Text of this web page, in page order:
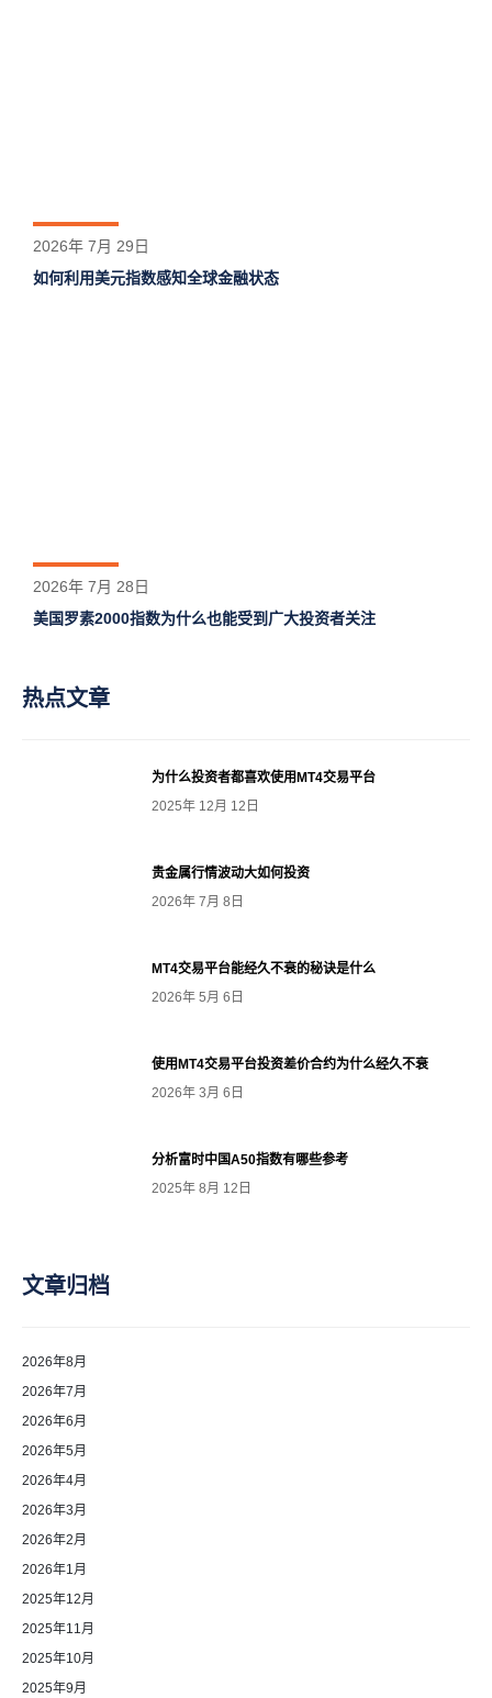
2026年 7月 29日
如何利用美元指数感知全球金融状态
2026年 7月 28日
美国罗素2000指数为什么也能受到广大投资者关注
热点文章
为什么投资者都喜欢使用MT4交易平台
2025年 12月 12日
贵金属行情波动大如何投资
2026年 7月 8日
MT4交易平台能经久不衰的秘诀是什么
2026年 5月 6日
使用MT4交易平台投资差价合约为什么经久不衰
2026年 3月 6日
分析富时中国A50指数有哪些参考
2025年 8月 12日
文章归档
2026年8月
2026年7月
2026年6月
2026年5月
2026年4月
2026年3月
2026年2月
2026年1月
2025年12月
2025年11月
2025年10月
2025年9月